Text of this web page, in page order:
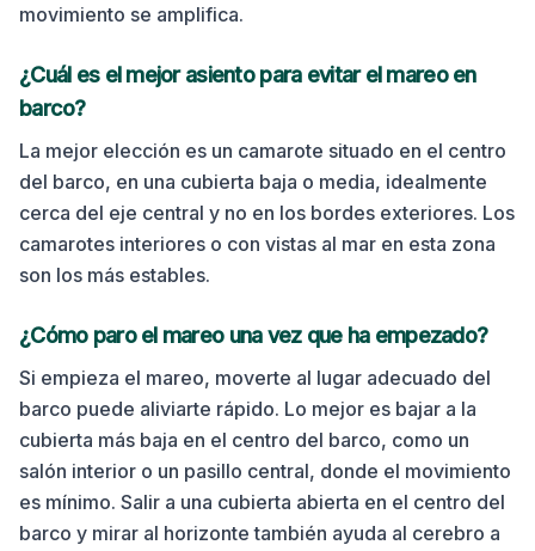
movimiento se amplifica.
¿Cuál es el mejor asiento para evitar el mareo en
barco?
La mejor elección es un camarote situado en el centro
del barco, en una cubierta baja o media, idealmente
cerca del eje central y no en los bordes exteriores. Los
camarotes interiores o con vistas al mar en esta zona
son los más estables.
¿Cómo paro el mareo una vez que ha empezado?
Si empieza el mareo, moverte al lugar adecuado del
barco puede aliviarte rápido. Lo mejor es bajar a la
cubierta más baja en el centro del barco, como un
salón interior o un pasillo central, donde el movimiento
es mínimo. Salir a una cubierta abierta en el centro del
barco y mirar al horizonte también ayuda al cerebro a